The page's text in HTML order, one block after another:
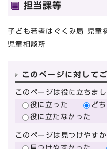
担当課等
子ども若者はぐくみ局 児童
児童相談所
このページに対して
このページは役に立ちまし
役に立った
ど
役に立たなかった
このページは見つけやす
見つけやすかった